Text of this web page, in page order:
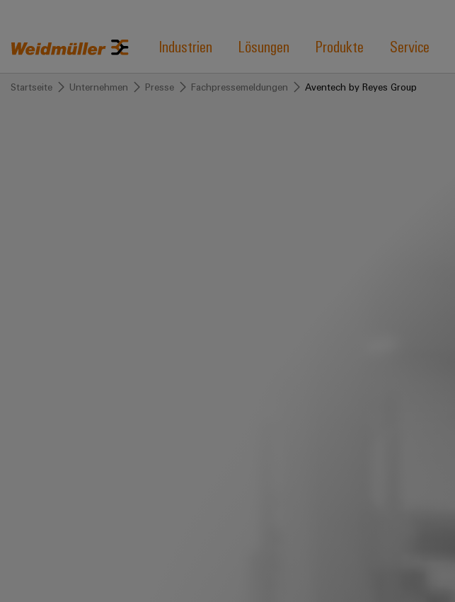
Industrien Lösungen Produkte Service
Startseite Unternehmen Presse Fachpressemeldungen Aventech by Reyes Group